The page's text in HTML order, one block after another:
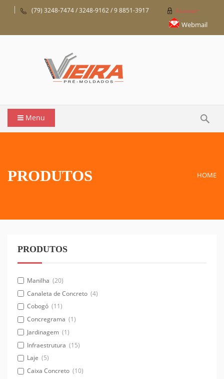
Acessar
(79) 3248-7474 / 3248-9162 / 9 8851-3917
Webmail
Menu
HOME
PRODUTOS
PRODUTOS
Manilha (20)
Canaleta de Concreto (4)
Cobogó (11)
Concregrama (1)
Jardinagem (1)
Infraestrutura (15)
Laje (5)
Caixa Concreto (10)